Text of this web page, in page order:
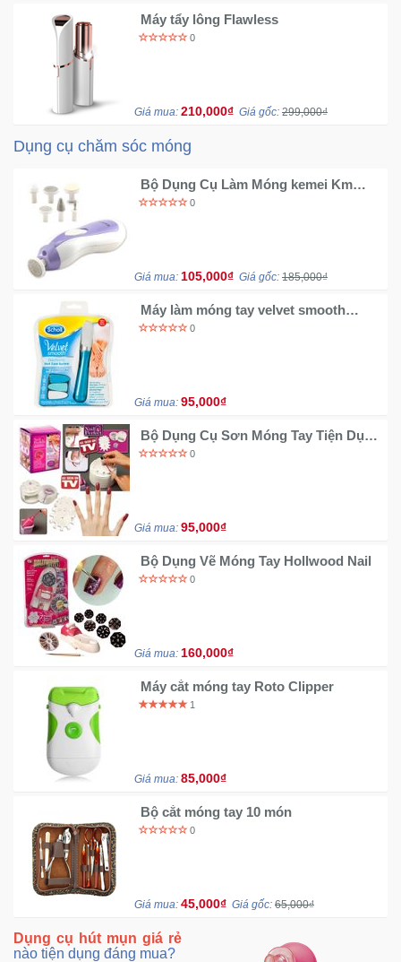
Máy tẩy lông Flawless
0
Giá mua: 210,000₫ Giá gốc: 299,000₫
Dụng cụ chăm sóc móng
Bộ Dụng Cụ Làm Móng kemei Km
3522
0
Giá mua: 105,000₫ Giá gốc: 185,000₫
Máy làm móng tay velvet smooth
scholl
0
Giá mua: 95,000₫
​Bộ Dụng Cụ Sơn Móng Tay Tiện Dụng
Nail Perfect
0
Giá mua: 95,000₫
Bộ Dụng Vẽ Móng Tay Hollwood Nail
0
Giá mua: 160,000₫
Máy cắt móng tay Roto Clipper
1
Giá mua: 85,000₫
Bộ cắt móng tay 10 món
0
Giá mua: 45,000₫ Giá gốc: 65,000₫
Dụng cụ hút mụn giá rẻ
nào tiện dụng đáng mua?